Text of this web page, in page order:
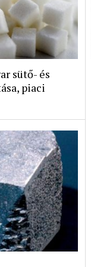
sütő- és
piaci